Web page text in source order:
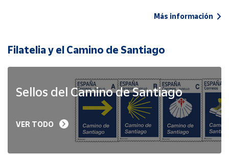
Más información
Filatelia y el Camino de Santiago
Sellos del Camino de Santiago
VER TODO